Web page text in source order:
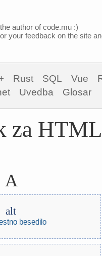
author of code.mu :)
your feedback on the site
Rust SQL Vue
Uvedba Glosar
za HTML
A
alt
besedilo